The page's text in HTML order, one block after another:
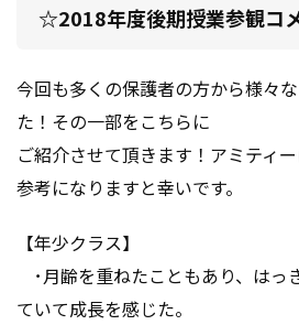
☆2018年度後期授業参観コ
今回も多くの保護者の方から様々
た！その一部をこちらに
ご紹介させて頂きます！アミティ
参考になりますと幸いです。
【年少クラス】
･月齢を重ねたこともあり、はっ
ていて成長を感じた。